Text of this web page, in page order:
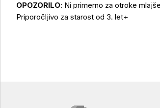
OPOZORILO: Ni primerno za otroke
Priporočljivo za starost od 3. let+